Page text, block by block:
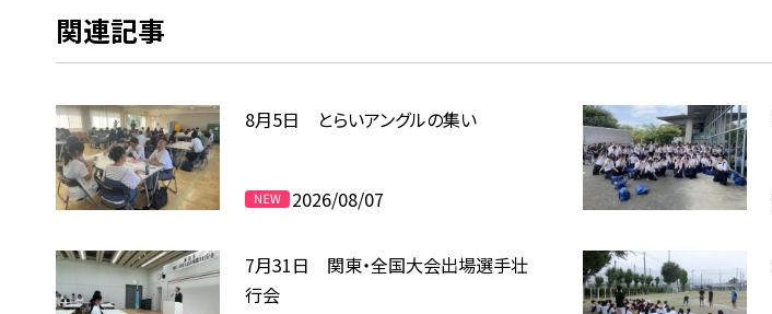
関連記事
8月5日 とらいアングルの集い
2026/08/07
7月31日 関東・全国大会出場選手壮
行会